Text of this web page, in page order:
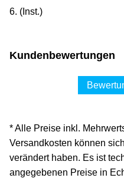
6. (Inst.)
Kundenbewertungen
* Alle Preise inkl.
Versandkosten können
verändert haben. Es ist
angegebenen Preise in